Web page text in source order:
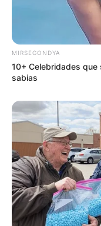
FALE CONOSCO
E-mail*
Mensagem *
BUSCAR
MIRSEGONDYA
10+ Celebridades
sabias